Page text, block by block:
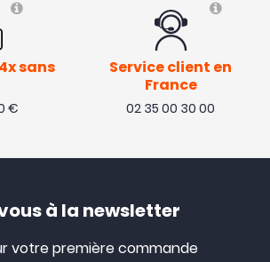
sans
€
Service client en
France
02 35 00 30 00
à la newsletter
votre première commande